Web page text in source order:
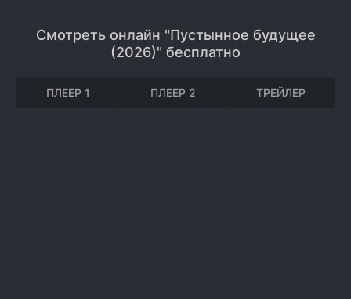
Смотреть онлайн "Пустынное будущее
(2026)" бесплатно
ПЛЕЕР 1 ПЛЕЕР 2 ТРЕЙЛЕР